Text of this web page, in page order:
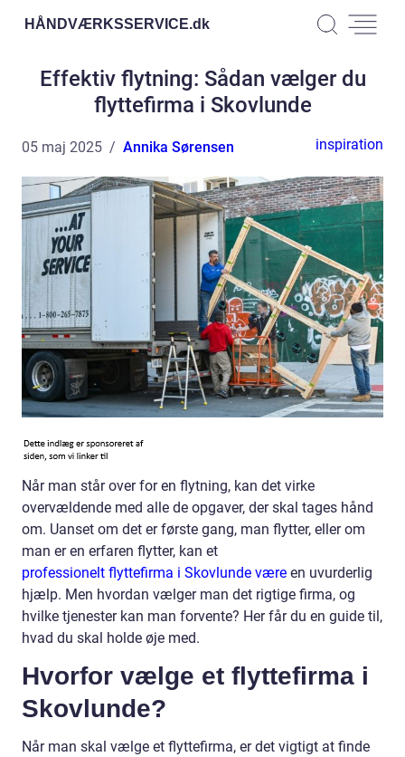
HÅNDVÆRKSSERVICE.dk
Effektiv flytning: Sådan vælger du
flyttefirma i Skovlunde
05 maj 2025 Annika Sørensen inspiration
Når man står over for en flytning, kan det virke
overvældende med alle de opgaver, der skal tages hånd
om. Uanset om det er første gang, man flytter, eller om
man er en erfaren flytter, kan et
professionelt flyttefirma i Skovlunde være en uvurderlig
hjælp. Men hvordan vælger man det rigtige firma, og
hvilke tjenester kan man forvente? Her får du en guide til,
hvad du skal holde øje med.
Hvorfor vælge et flyttefirma i
Skovlunde?
Når man skal vælge et flyttefirma, er det vigtigt at finde